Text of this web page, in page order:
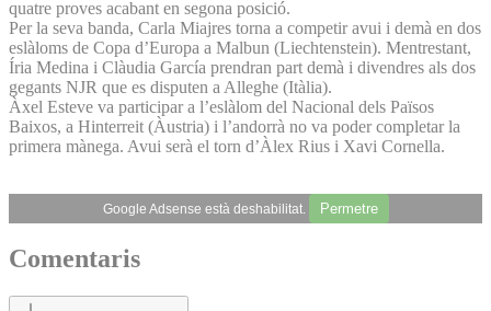
quatre proves acabant en segona posició.
Per la seva banda, Carla Miajres torna a competir avui i demà en dos
eslàloms de Copa d’Europa a Malbun (Liechtenstein). Mentrestant,
Íria Medina i Clàudia García prendran part demà i divendres als dos
gegants NJR que es disputen a Alleghe (Itàlia).
Àxel Esteve va participar a l’eslàlom del Nacional dels Països
Baixos, a Hinterreit (Àustria) i l’andorrà no va poder completar la
primera mànega. Avui serà el torn d’Àlex Rius i Xavi Cornella.
Google Adsense està deshabilitat. Permetre
Comentaris